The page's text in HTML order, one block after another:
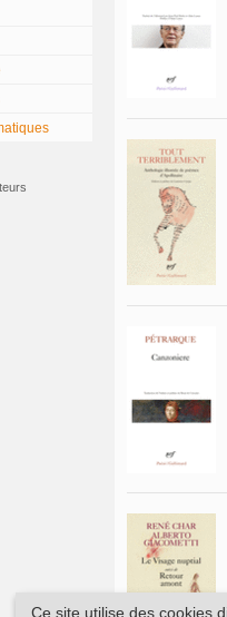
Ce site utilise des cookies